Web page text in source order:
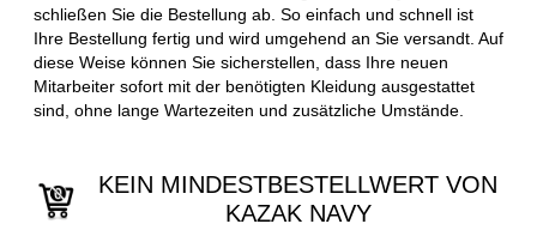
schließen Sie die Bestellung ab. So einfach und schnell ist
Ihre Bestellung fertig und wird umgehend an Sie versandt. Auf
diese Weise können Sie sicherstellen, dass Ihre neuen
Mitarbeiter sofort mit der benötigten Kleidung ausgestattet
sind, ohne lange Wartezeiten und zusätzliche Umstände.
KEIN MINDESTBESTELLWERT VON
KAZAK NAVY